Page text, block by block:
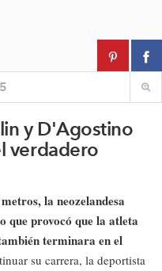
y D'Agostino
verdadero
la neozelandesa
que provocó que la atleta
terminara en el
su carrera, la deportista